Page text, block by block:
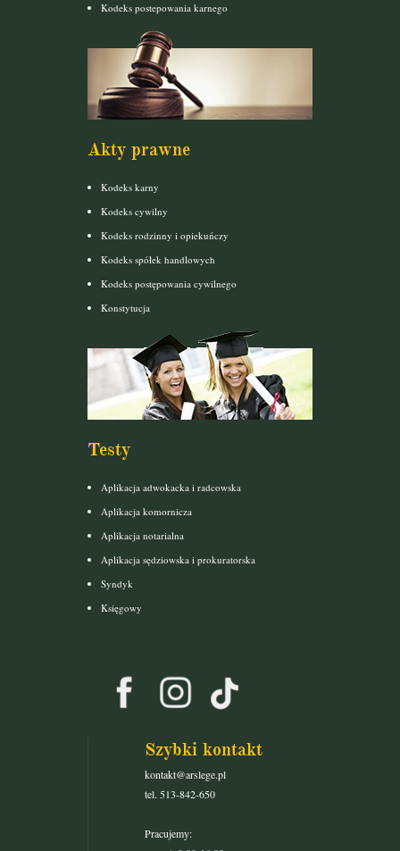
Kodeks postepowania karnego
Akty prawne
Kodeks karny
Kodeks cywilny
Kodeks rodzinny i opiekuńczy
Kodeks spółek handlowych
Kodeks postępowania cywilnego
Konstytucja
Testy
Aplikacja adwokacka i radcowska
Aplikacja komornicza
Aplikacja notarialna
Aplikacja sędziowska i prokuratorska
Syndyk
Księgowy
Szybki kontakt
kontakt@arslege.pl
tel. 513-842-650
Pracujemy: